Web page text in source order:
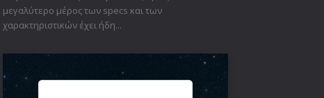
μεγαλύτερο μέρος των specs και των
χαρακτηριστικών έχει ήδη...